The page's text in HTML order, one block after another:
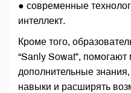
● современные
интеллект.
Кроме того,
“Sanly Sowat”,
дополнительные
навыки и расширять